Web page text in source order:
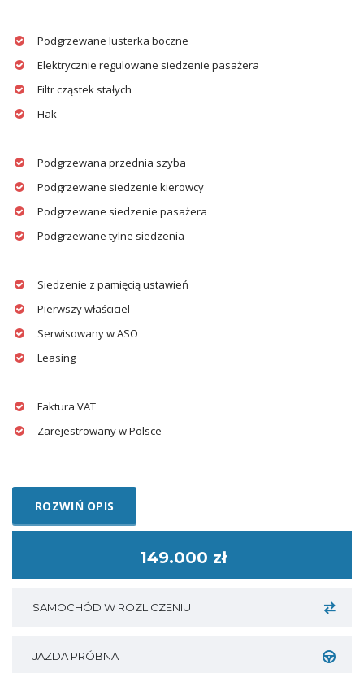
Podgrzewane lusterka boczne
Elektrycznie regulowane siedzenie pasażera
Filtr cząstek stałych
Hak
Podgrzewana przednia szyba
Podgrzewane siedzenie kierowcy
Podgrzewane siedzenie pasażera
Podgrzewane tylne siedzenia
Siedzenie z pamięcią ustawień
Pierwszy właściciel
Serwisowany w ASO
Leasing
Faktura VAT
Zarejestrowany w Polsce
ROZWIŃ OPIS
149.000 zł
SAMOCHÓD W ROZLICZENIU
JAZDA PRÓBNA